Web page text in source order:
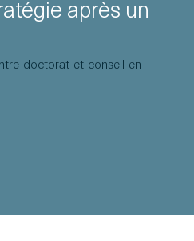
après un
doctorat et conseil en